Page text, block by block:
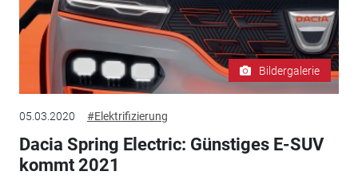
Bildergalerie
05.03.2020 #Elektrifizierung
Dacia Spring Electric: Günstiges E-SUV
kommt 2021